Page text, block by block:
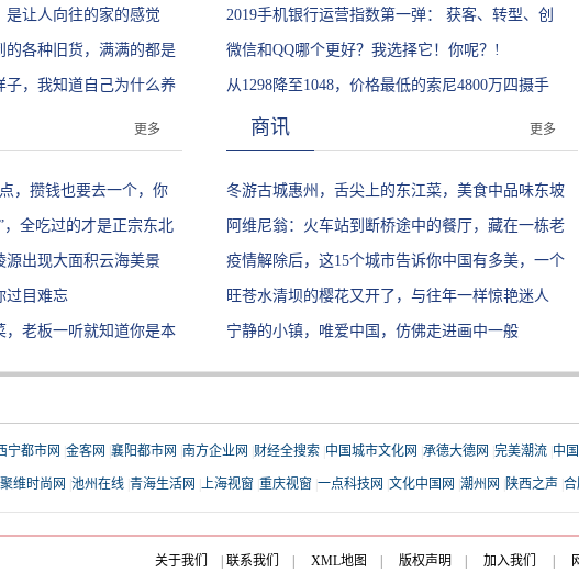
是让人向往的家的感觉
的各种旧货，满满的都是
子，我知道自己为什么养
2019手机银行运营指数第一弹： 获客、转型、创
新、场景成高频词!
微信和QQ哪个更好？我选择它！你呢？!
从1298降至1048，价格最低的索尼4800万四摄手
机，拥有6+64GB配置!
更多
，攒钱也要去一个，你
，全吃过的才是正宗东北
源出现大面积云海美景
过目难忘
，老板一听就知道你是本
商讯 更多
冬游古城惠州，舌尖上的东江菜，美食中品味东坡
文化
阿维尼翁：火车站到断桥途中的餐厅，藏在一栋老
学校里
疫情解除后，这15个城市告诉你中国有多美，一个
都别放过
旺苍水清坝的樱花又开了，与往年一样惊艳迷人
宁静的小镇，唯爱中国，仿佛走进画中一般
宁都市网 金客网 襄阳都市网 南方企业网 财经全搜索 中国城市文化网 承德大德网 完美潮流 中
聚维时尚网 池州在线 青海生活网 上海视窗 重庆视窗 一点科技网 文化中国网 潮州网 陕西之声
关于我们 联系我们 XML地图 版权声明 加入我们